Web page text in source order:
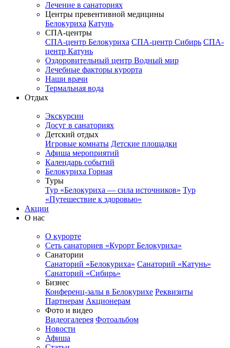
Лечение в санаториях
Центры превентивной медицины
Белокуриха Катунь
СПА-центры
СПА-центр Белокуриха СПА-центр Сибирь СПА-
центр Катунь
Оздоровительный центр Водный мир
Лечебные факторы курорта
Наши врачи
Термальная вода
Отдых
Экскурсии
Досуг в санаториях
Детский отдых
Игровые комнаты Детские площадки
Афиша мероприятий
Календарь событий
Белокуриха Горная
Туры
Тур «Белокуриха — сила источников» Тур
«Путешествие к здоровью»
Акции
О нас
О курорте
Сеть санаториев «Курорт Белокуриха»
Санатории
Санаторий «Белокуриха» Санаторий «Катунь»
Санаторий «Сибирь»
Бизнес
Конференц-залы в Белокурихе Реквизиты
Партнерам Акционерам
Фото и видео
Видеогалерея Фотоальбом
Новости
Афиша